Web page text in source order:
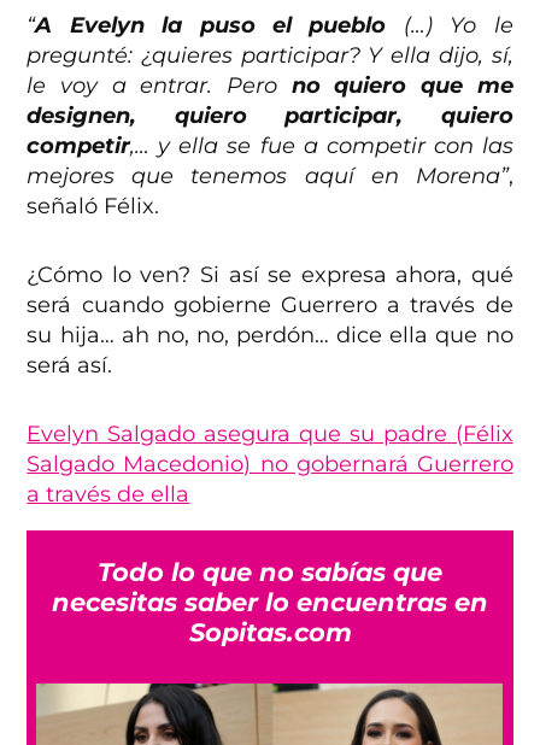
“A Evelyn la puso el pueblo (…) Yo le
pregunté: ¿quieres participar? Y ella dijo, sí,
le voy a entrar. Pero no quiero que me
designen, quiero participar, quiero
competir,… y ella se fue a competir con las
mejores que tenemos aquí en Morena”,
señaló Félix.
¿Cómo lo ven? Si así se expresa ahora, qué
será cuando gobierne Guerrero a través de
su hija… ah no, no, perdón… dice ella que no
será así.
Evelyn Salgado asegura que su padre (Félix
Salgado Macedonio) no gobernará Guerrero
a través de ella
Todo lo que no sabías que
necesitas saber lo encuentras en
Sopitas.com